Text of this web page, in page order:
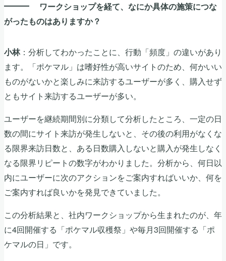
ワークショップを経て、なにか具体の施策につな
がったものはありますか？
小林：分析してわかったことに、行動「頻度」の違いがあり
ます。「ポケマル」は嗜好性が高いサイトのため、何かいい
ものがないかと楽しみに来訪するユーザーが多く、購入せず
ともサイト来訪するユーザーが多い。
ユーザーを継続期間別に分類して分析したところ、一定の日
数の間にサイト来訪が発生しないと、その後の利用がなくな
る限界来訪日数と、ある日数購入しないと購入が発生しなく
なる限界リピートの数字がわかりました。分析から、何日以
内にユーザーに次のアクションをご案内すればいいか、何を
ご案内すれば良いかを発見できていました。
この分析結果と、社内ワークショップから生まれたのが、年
に4回開催する「ポケマル収穫祭」や毎月3回開催する「ポ
ケマルの日」です。